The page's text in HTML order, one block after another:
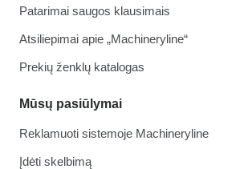
Patarimai saugos klausimais
Atsiliepimai apie „Machineryline“
Prekių ženklų katalogas
Mūsų pasiūlymai
Reklamuoti sistemoje Machineryline
Įdėti skelbimą